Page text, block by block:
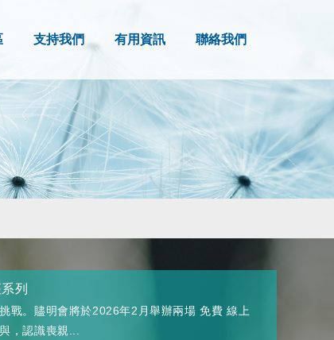
支持我們 有用資訊 聯絡我們
列
戰。贐明會將於2026年2月舉辦兩場 免費 線上
，認識喪親...